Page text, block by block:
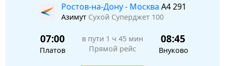
Ростов-на-Дону - Москва A4 291
Азимут Сухой Суперджет 100
07:00
Платов
в пути 1 ч 45 мин
Прямой рейс
08:45
Внуково